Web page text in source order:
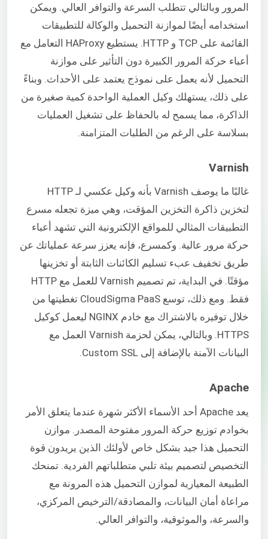
المرور وبالتالي تتطلب السرعة والتوافر العالي. ويمكن
استخدامه أيضًا لموازنة التحميل والوكالة للتطبيقات
القائمة على TCP و HTTP. يستطيع HAProxy التعامل مع
أعباء حركة المرور الكبيرة دون التأثير على موازنة
التحميل لأنه يعمل على نموذج يعتمد على الأحداث. وبناءً
على ذلك، يستهلك وكيل العملية الواحدة كمية صغيرة من
الذاكرة، مما يسمح له بالحفاظ على تشغيل العمليات
بسلاسة على الرغم من الطلبات المتزامنة.
Varnish
غالبًا ما يوصف Varnish بأنه وكيل عكسي لـ HTTP
لتخزين ذاكرة التخزين المؤقت، وهي ميزة تجعله مسرع
التطبيقات المثالي للمواقع الإلكترونية التي تشهد أعباء
حركة مرور عالية. وكمسرع، فإنه يعزز سرعة عملياتك عن
طريق تخفيف عبء تسليم الكائنات الثابتة أو تخزينها
مؤقتًا. في البداية، تم تصميم Varnish للعمل مع HTTP
فقط. ومع ذلك، توسع CloudSigma PaaS تغطيتها من
خلال توفيره بالاشتراك مع خادم NGINX ليعمل كوكيل
HTTPS. وبالتالي، يمكن لحزمة Varnish العمل مع
البيانات الآمنة بالإضافة إلى Custom SSL.
Apache
يعد Apache أحد الأسماء الأكثر شهرة عندما يتعلق الأمر
بخوادم توزيع حركة المرور مفتوحة المصدر. موازن
التحميل هذا جيد بشكل خاص لأولئك الذين يريدون قوة
التخصيص لتصميم بيئة تلبي متطلباتهم الفردية. تمنحك
الطبيعة المعيارية لموازن التحميل هذه المرونة مع
مراعاة أمان البيانات، والمصادقة/الترخيص المركزي،
والسرعة، والموثوقية، والتوافر العالي.